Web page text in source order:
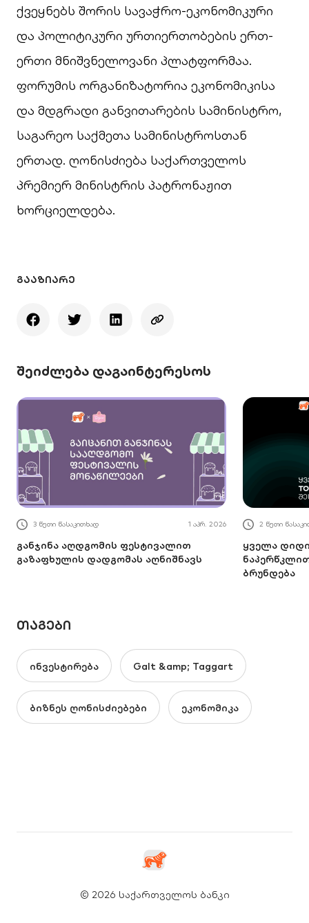
ქვეყნებს შორის სავაჭრო-ეკონომიკური
და პოლიტიკური ურთიერთობების ერთ-
ერთი მნიშვნელოვანი პლატფორმაა.
ფორუმის ორგანიზატორია ეკონომიკისა
და მდგრადი განვითარების სამინისტრო,
საგარეო საქმეთა სამინისტროსთან
ერთად. ღონისძიება საქართველოს
პრემიერ მინისტრის პატრონაჟით
ხორციელდება.
ᲒᲐᲐᲖᲘᲐᲠᲔ
შეიძლება დაგაინტერესოს
3 წუთი წასაკითხად 1 აპრ. 2026
განჯინა აღდგომის ფესტივალით
გაზაფხულის დადგომას აღნიშნავს
2 წუთი
ყველა
ნაპერწკლით
ბრუნდება
ᲗᲐᲒᲔᲑᲘ
ინვესტირება Galt &amp; Taggart
ბიზნეს ღონისძიებები ეკონომიკა
© 2026 საქართველოს ბანკი